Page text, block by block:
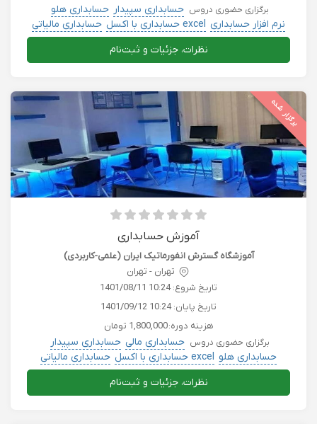
برگزاری حضوری دروس حسابداری سپیدار حسابداری هلو
نرم افزار حسابداری excel حسابداری با اکسل
حسابداری مالیاتی
نظرات، جزئیات و ثبت‌نام
برگزار شده
آموزش حسابداری
آموزشگاه گسترش انفورماتیک ایران (علمی-کاربردی)
تهران - تهران
تاریخ شروع:1401/08/11 10:24
تاریخ پایان:1401/09/12 10:24
هزینه دوره:1,800,000 تومان
برگزاری حضوری دروس حسابداری مالی حسابداری سپیدار
حسابداری هلو excel حسابداری با اکسل
حسابداری مالیاتی
نظرات، جزئیات و ثبت‌نام